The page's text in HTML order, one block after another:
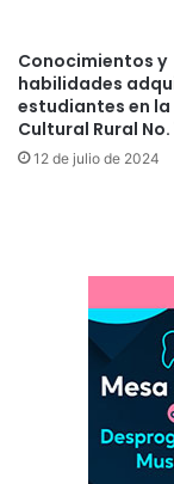
Conocimientos y
habilidades
estudiantes en la
Cultural Rural No.
12 de julio de 2024